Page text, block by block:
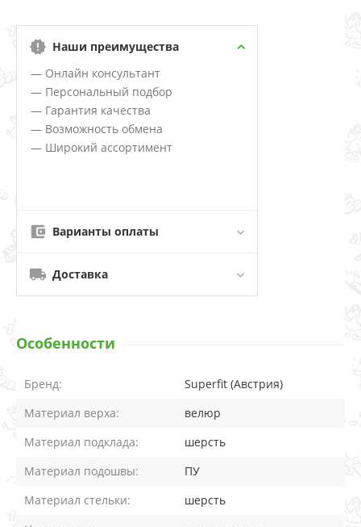
Наши преимущества
— Онлайн консультант
— Персональный подбор
— Гарантия качества
— Возможность обмена
— Широкий ассортимент
Варианты оплаты
Доставка
Особенности
Бренд:
Superfit (Австрия)
Материал верха:
велюр
Материал подклада:
шерсть
Материал подошвы:
ПУ
Материал стельки:
шерсть